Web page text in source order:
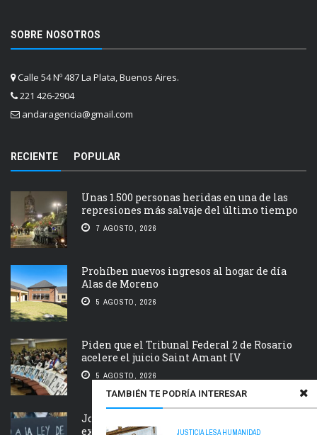
TAMBIÉN TE PODRÍA INTERESAR
JUSTICIA LESA HUMANIDAD
SOBRE NOSOTROS
Calle 54 Nº 487 La Plata, Buenos Aires.
221 426-2904
andaragencia@gmail.com
RECIENTE POPULAR
Unas 1.500 personas heridas en una de las
represiones más salvaje del último tiempo
7 AGOSTO, 2026
Prohíben nuevos ingresos al hogar de día
Alas de Moreno
5 AGOSTO, 2026
Piden que el Tribunal Federal 2 de Rosario
acelere el juicio Saint Amant IV
5 AGOSTO, 2026
Jornada nacional en rechazo a la
extranjerización de tierras, manejo del